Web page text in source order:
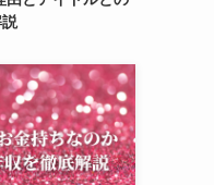
説